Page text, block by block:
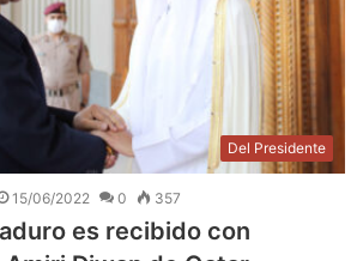
Del Presidente
15/06/2022 0 357
es recibido con